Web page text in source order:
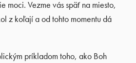
moci. Vezme vás späť na miesto,
z koľají a od tohto momentu dá
príkladom toho, ako Boh